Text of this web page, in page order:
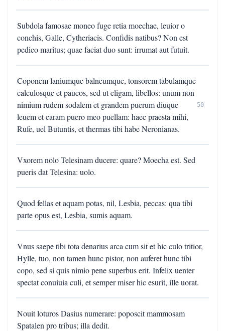
Subdola famosae moneo fuge retia moechae, leuior o
conchis, Galle, Cytheriacis. Confidis natibus? Non est
pedico maritus; quae faciat duo sunt: irrumat aut futuit.
Coponem laniumque balneumque, tonsorem tabulamque
calculosque et paucos, sed ut eligam, libellos: unum non
nimium rudem sodalem et grandem puerum diuque
leuem et caram puero meo puellam: haec praesta mihi,
Rufe, uel Butuntis, et thermas tibi habe Neronianas.
50
Vxorem nolo Telesinam ducere: quare? Moecha est. Sed
pueris dat Telesina: uolo.
Quod fellas et aquam potas, nil, Lesbia, peccas: qua tibi
parte opus est, Lesbia, sumis aquam.
Vnus saepe tibi tota denarius arca cum sit et hic culo tritior,
Hylle, tuo, non tamen hunc pistor, non auferet hunc tibi
copo, sed si quis nimio pene superbus erit. Infelix uenter
spectat conuiuia culi, et semper miser hic esurit, ille uorat.
Nouit loturos Dasius numerare: poposcit mammosam
Spatalen pro tribus; illa dedit.